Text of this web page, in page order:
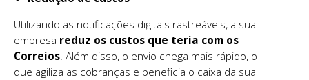
Utilizando as notificações digitais rastreáveis, a sua
empresa reduz os custos que teria com os
Correios. Além disso, o envio chega mais rápido, o
que agiliza as cobranças e beneficia o caixa da sua